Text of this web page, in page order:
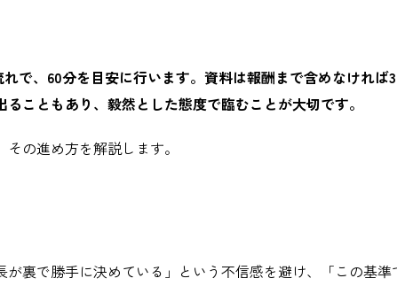
、60分を目安に行います。資料は報酬まで含めなければ
こともあり、毅然とした態度で臨むことが大切です。
の進め方を解説します。
が裏で勝手に決めている」という不信感を避け、「この基